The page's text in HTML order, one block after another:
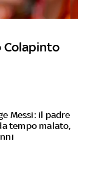
Colapinto
Messi: il padre
tempo malato,